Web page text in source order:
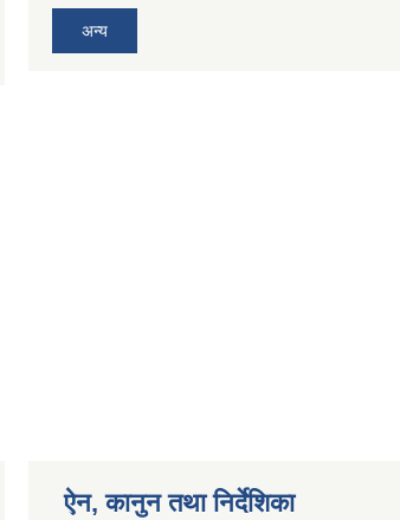
अन्य
ऐन, कानुन तथा निर्देशिका